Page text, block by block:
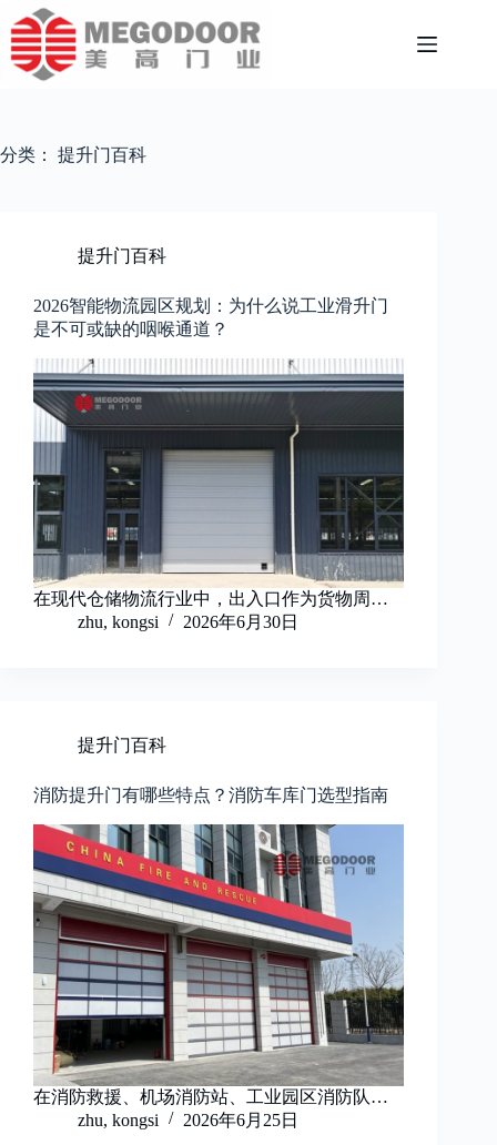
至
内
分类： 提升门百科
提升门百科
2026智能物流园区规划：为什么说工业滑升门
是不可或缺的咽喉通道？
在现代仓储物流行业中，出入口作为货物周…
zhu, kongsi
2026年6月30日
提升门百科
消防提升门有哪些特点？消防车库门选型指南
在消防救援、机场消防站、工业园区消防队…
zhu, kongsi
2026年6月25日